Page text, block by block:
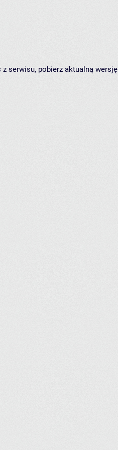
z serwisu, pobierz aktualną wersję